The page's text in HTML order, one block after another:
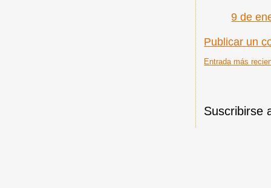
9 de
Publicar un
Entrada más
Suscribirse